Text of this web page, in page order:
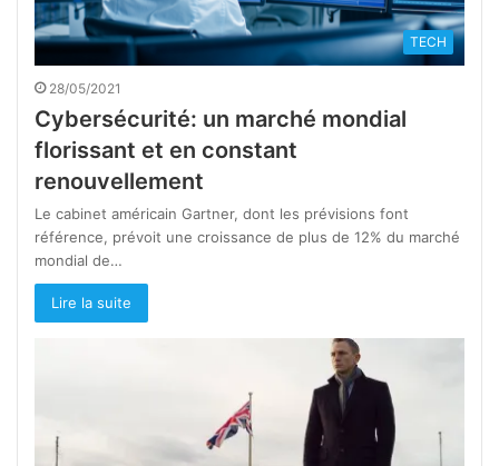
TECH
28/05/2021
Cybersécurité: un marché mondial
florissant et en constant
renouvellement
Le cabinet américain Gartner, dont les prévisions font
référence, prévoit une croissance de plus de 12% du marché
mondial de…
Lire la suite